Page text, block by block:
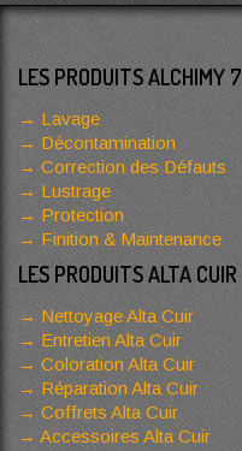
LES PRODUITS ALCHIMY 7
Lavage
Décontamination
Correction des Défauts
Lustrage
Protection
Finition & Maintenance
LES PRODUITS ALTA CUIR
Nettoyage Alta Cuir
Entretien Alta Cuir
Coloration Alta Cuir
Réparation Alta Cuir
Coffrets Alta Cuir
Accessoires Alta Cuir